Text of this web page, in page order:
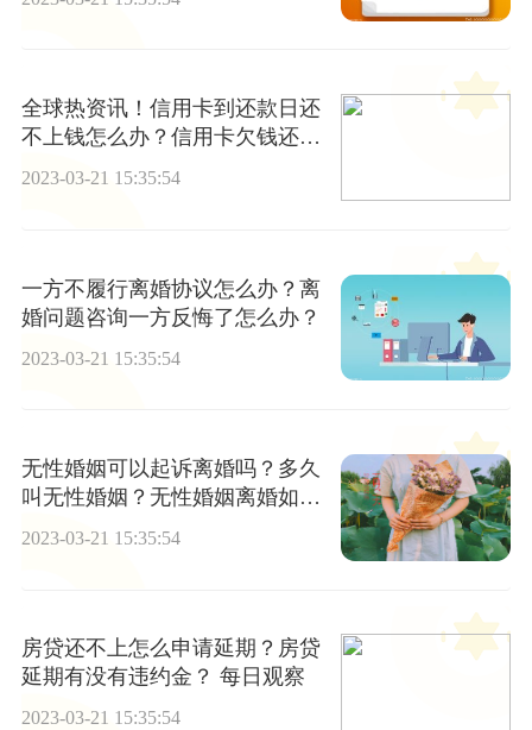
全球热资讯！信用卡到还款日还
不上钱怎么办？信用卡欠钱还不
上怎么办好几年了？
2023-03-21 15:35:54
一方不履行离婚协议怎么办？离
婚问题咨询一方反悔了怎么办？
2023-03-21 15:35:54
无性婚姻可以起诉离婚吗？多久
叫无性婚姻？无性婚姻离婚如何
取证？
2023-03-21 15:35:54
房贷还不上怎么申请延期？房贷
延期有没有违约金？ 每日观察
2023-03-21 15:35:54